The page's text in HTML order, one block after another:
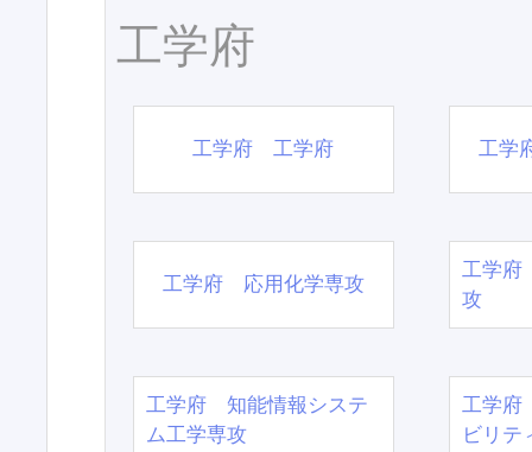
工学府
工学府 工学府 工学
工学府 応用化学専攻
工学府
攻
工学府 知能情報システ
ム工学専攻
工学府
ビリテ